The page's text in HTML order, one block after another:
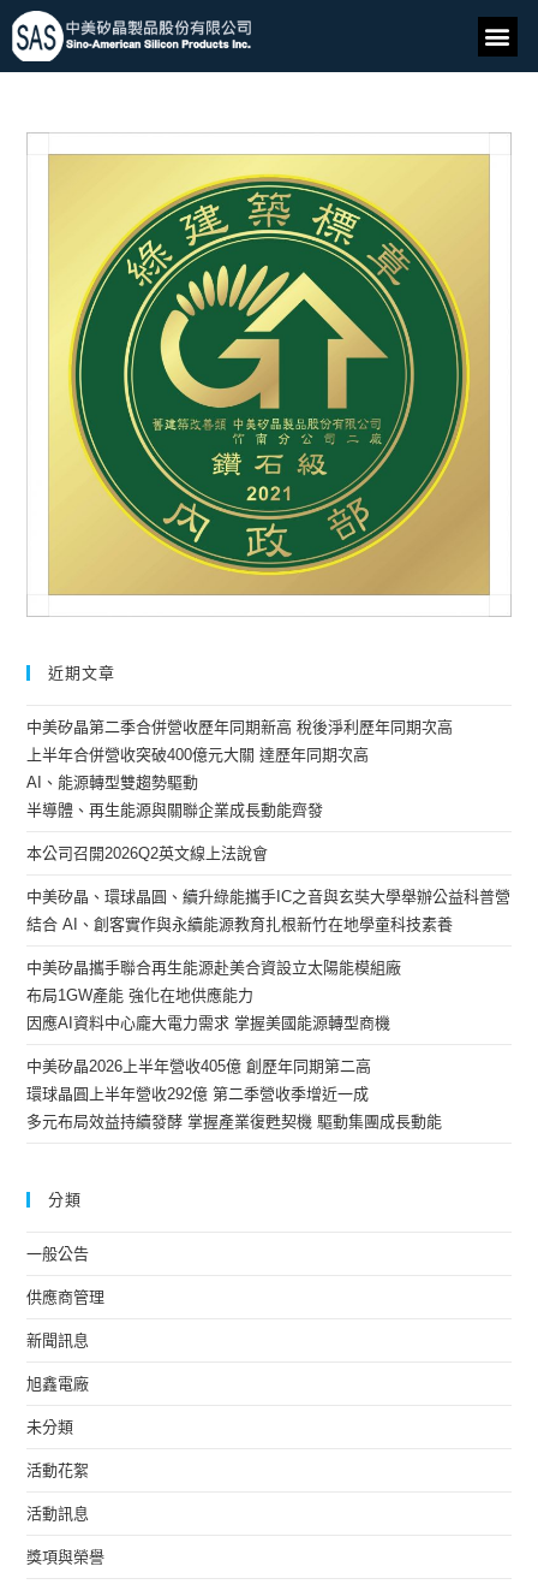
近期文章
中美矽晶第二季合併營收歷年同期新高 稅後淨利歷年同期次高
上半年合併營收突破400億元大關 達歷年同期次高
AI、能源轉型雙趨勢驅動
半導體、再生能源與關聯企業成長動能齊發
本公司召開2026Q2英文線上法說會
中美矽晶、環球晶圓、續升綠能攜手IC之音與玄奘大學舉辦公益科普營
結合 AI、創客實作與永續能源教育扎根新竹在地學童科技素養
中美矽晶攜手聯合再生能源赴美合資設立太陽能模組廠
布局1GW產能 強化在地供應能力
因應AI資料中心龐大電力需求 掌握美國能源轉型商機
中美矽晶2026上半年營收405億 創歷年同期第二高
環球晶圓上半年營收292億 第二季營收季增近一成
多元布局效益持續發酵 掌握產業復甦契機 驅動集團成長動能
分類
一般公告
供應商管理
新聞訊息
旭鑫電廠
未分類
活動花絮
活動訊息
獎項與榮譽